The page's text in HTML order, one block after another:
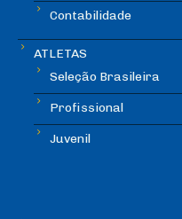
Contabilidade
ATLETAS
Seleção Brasileira
Profissional
Juvenil